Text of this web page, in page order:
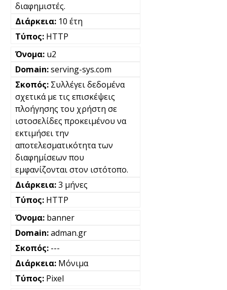
διαφημιστές.
10 έτη
HTTP
u2
serving-sys.com
Συλλέγει δεδομένα
σχετικά με τις επισκέψεις
πλοήγησης του χρήστη σε
ιστοσελίδες προκειμένου να
εκτιμήσει την
αποτελεσματικότητα των
διαφημίσεων που
εμφανίζονται στον ιστότοπο.
3 μήνες
HTTP
banner
adman.gr
---
Μόνιμα
Pixel